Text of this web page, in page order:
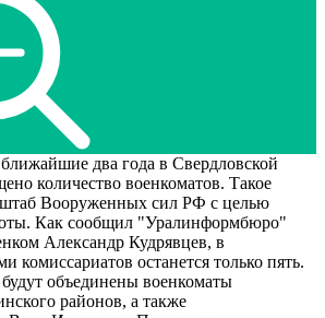
два года в Свердловской
количество военкоматов. Такое
Вооруженных сил РФ с целью
Как сообщил "Уралинформбюро"
Александр Кудрявцев, в
комиссариатов останется только пять.
объединены военкоматы
районов, а также